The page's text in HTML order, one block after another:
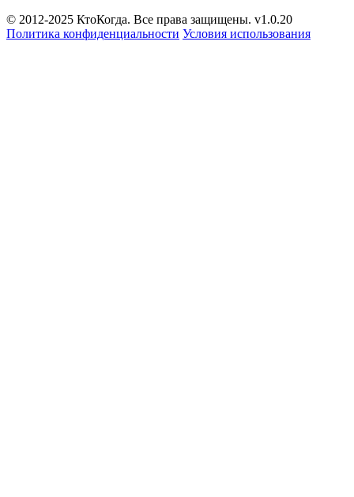
© 2012-2025 КтоКогда. Все права защищены. v1.0.20
Политика конфиденциальности Условия использования